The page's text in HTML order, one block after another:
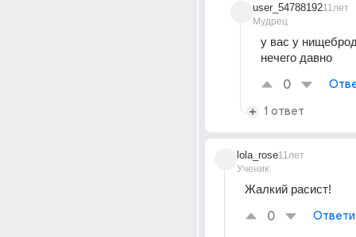
user_54788192
Мудрец
11лет
у вас у
нечего давно
0
1 ответ
lola_rose
Ученик
11лет
Жалкий расист!
0